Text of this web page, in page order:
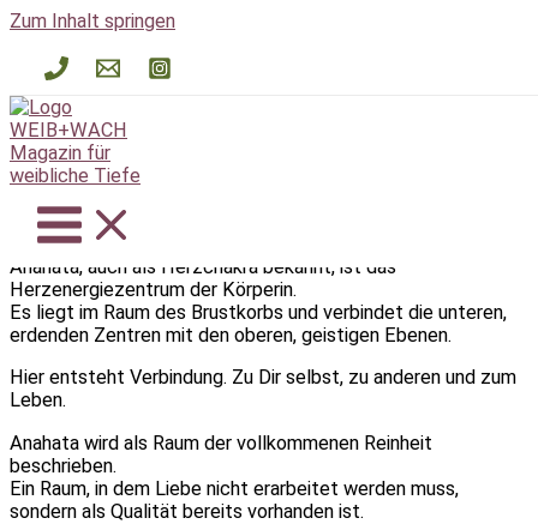
Zum Inhalt springen
Anahata-Chakra
/A,WEIB.likon
WEIB.likon / A / Anahata-Chakra
Anahata-Chakra
Anahata, auch als Herzchakra bekannt, ist das
Herzenergiezentrum der Körperin.
Es liegt im Raum des Brustkorbs und verbindet die unteren,
erdenden Zentren mit den oberen, geistigen Ebenen.
Hier entsteht Verbindung. Zu Dir selbst, zu anderen und zum
Leben.
Anahata wird als Raum der vollkommenen Reinheit
beschrieben.
Ein Raum, in dem Liebe nicht erarbeitet werden muss,
sondern als Qualität bereits vorhanden ist.